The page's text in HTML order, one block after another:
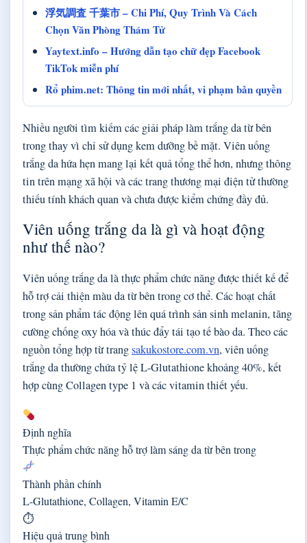
浮気調査 千葉市 – Chi Phí, Quy Trình Và Cách
Chọn Văn Phòng Thám Tử
Yaytext.info – Hướng dẫn tạo chữ đẹp Facebook
TikTok miễn phí
Rổ phim.net: Thông tin mới nhất, vi phạm bản quyền
Nhiều người tìm kiếm các giải pháp làm trắng da từ bên
trong thay vì chỉ sử dụng kem dưỡng bề mặt. Viên uống
trắng da hứa hẹn mang lại kết quả tổng thể hơn, nhưng thông
tin trên mạng xã hội và các trang thương mại điện tử thường
thiếu tính khách quan và chưa được kiểm chứng đầy đủ.
Viên uống trắng da là gì và hoạt động
như thế nào?
Viên uống trắng da là thực phẩm chức năng được thiết kế để
hỗ trợ cải thiện màu da từ bên trong cơ thể. Các hoạt chất
trong sản phẩm tác động lên quá trình sản sinh melanin, tăng
cường chống oxy hóa và thúc đẩy tái tạo tế bào da. Theo các
nguồn tổng hợp từ trangsakukostore.com.vn, viên uống
trắng da thường chứa tỷ lệ L-Glutathione khoảng 40%, kết
hợp cùng Collagen type 1 và các vitamin thiết yếu.
Định nghĩa
Thực phẩm chức năng hỗ trợ làm sáng da từ bên trong
Thành phần chính
L-Glutathione, Collagen, Vitamin E/C
⏱
Hiệu quả trung bình